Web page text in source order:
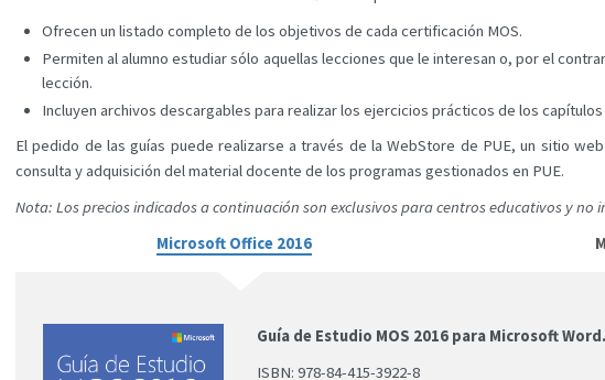
Ofrecen un listado completo de los objetivos de cada certificación MOS.
Permiten al alumno estudiar sólo aquellas lecciones que le interesan o, por el
lección.
Incluyen archivos descargables para realizar los ejercicios prácticos de los
El pedido de las guías puede realizarse a través de la WebStore de PUE, un sitio
consulta y adquisición del material docente de los programas gestionados en PUE.
Nota: Los precios indicados a continuación son exclusivos para centros educativos y no
Microsoft Office 2016
Guía de Estudio MOS 2016 para Microsoft
ISBN: 978-84-415-3922-8